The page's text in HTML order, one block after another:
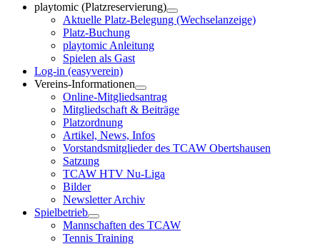
playtomic (Platzreservierung)
Aktuelle Platz-Belegung (Wechselanzeige)
Platz-Buchung
playtomic Anleitung
Spielen als Gast
Log-in (easyverein)
Vereins-Informationen
Online-Mitgliedsantrag
Mitgliedschaft & Beiträge
Platzordnung
Artikel, News, Infos
Vorstandsmitglieder des TCAW Obertshausen
Satzung
TCAW HTV Nu-Liga
Bilder
Newsletter Archiv
Spielbetrieb
Mannschaften des TCAW
Tennis Training